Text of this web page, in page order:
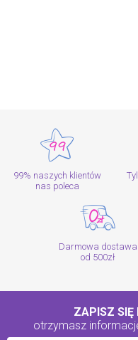
99% naszych klientów
nas poleca
Darmowa dostawa
od 500zł
ZAPISZ SIĘ
otrzymasz